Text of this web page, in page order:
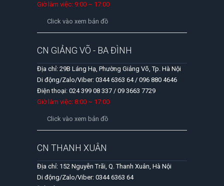
Giờ làm việc: 9:00 ~ 17:00
Click vào xem bản đồ
CN GIẢNG VÕ - BA ĐÌNH
Địa chỉ: 29B Láng Hạ, Phường Giảng Võ, Tp. Hà Nội
Di động/Zalo/Viber: 0344 6363 64 / 096 880 4646
Điện thoại: 024 399 08 337 / 09 3663 7729
Giờ làm việc: 8:00 ~ 17:00
Click vào xem bản đồ
CN THANH XUÂN
Địa chỉ: 152 Nguyễn Trãi, Q. Thanh Xuân, Hà Nội
Di động/Zalo/Viber: 0344 6363 64